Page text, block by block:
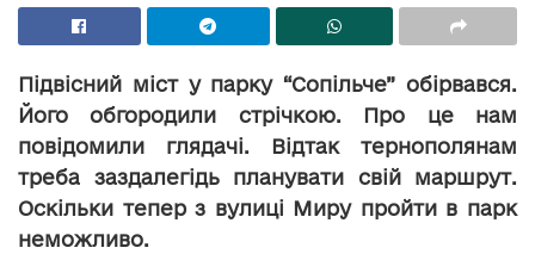
Підвісний міст у парку “Сопільче” обірвався.
Його обгородили стрічкою. Про це нам
повідомили глядачі. Відтак тернополянам
треба заздалегідь планувати свій маршрут.
Оскільки тепер з вулиці Миру пройти в парк
неможливо.